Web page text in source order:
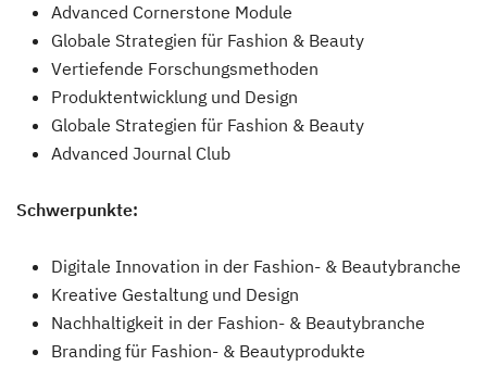
Advanced Cornerstone Module
Globale Strategien für Fashion & Beauty
Vertiefende Forschungsmethoden
Produktentwicklung und Design
Globale Strategien für Fashion & Beauty
Advanced Journal Club
Schwerpunkte:
Digitale Innovation in der Fashion- & Beautybranche
Kreative Gestaltung und Design
Nachhaltigkeit in der Fashion- & Beautybranche
Branding für Fashion- & Beautyprodukte